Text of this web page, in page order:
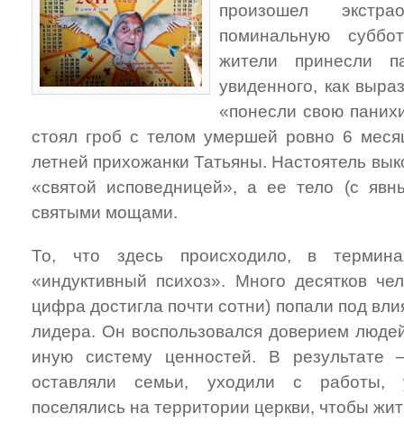
произошел
поминальную
жители принесли
увиденного, как
«понесли свою
стоял гроб с телом умершей ровно 6
летней прихожанки Татьяны. Настоятель
«святой исповедницей», а ее тело (с
святыми мощами.
То, что здесь происходило, в
«индуктивный психоз». Много десятков
цифра достигла почти сотни) попали под
лидера. Он воспользовался доверием
иную систему ценностей. В
оставляли семьи, уходили с работы,
поселялись на территории церкви, чтобы